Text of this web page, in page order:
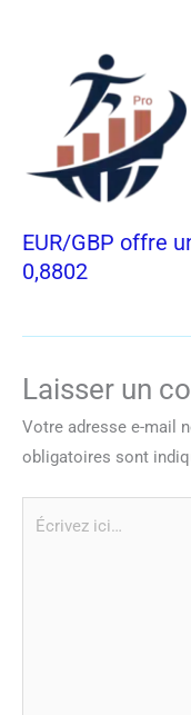
EUR/GBP offre
0,8802
Laisser un
Votre adresse e-mail
obligatoires sont